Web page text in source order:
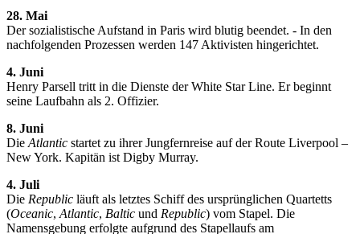
28. Mai
Der sozialistische Aufstand in Paris wird blutig beendet. - In den
nachfolgenden Prozessen werden 147 Aktivisten hingerichtet.
4. Juni
Henry Parsell tritt in die Dienste der White Star Line. Er beginnt
seine Laufbahn als 2. Offizier.
8. Juni
Die Atlantic startet zu ihrer Jungfernreise auf der Route Liverpool –
New York. Kapitän ist Digby Murray.
4. Juli
Die Republic läuft als letztes Schiff des ursprünglichen Quartetts
(Oceanic, Atlantic, Baltic und Republic) vom Stapel. Die
Namensgebung erfolgte aufgrund des Stapellaufs am